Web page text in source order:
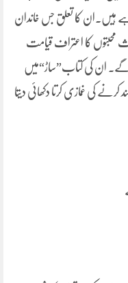
ہیں۔ان کا تعلق جس خاندان
محبتوں کا اعتراف قیامت
ان کی کتاب”ساڑ“میں
کی غمازی کرتا دکھائی دیتا